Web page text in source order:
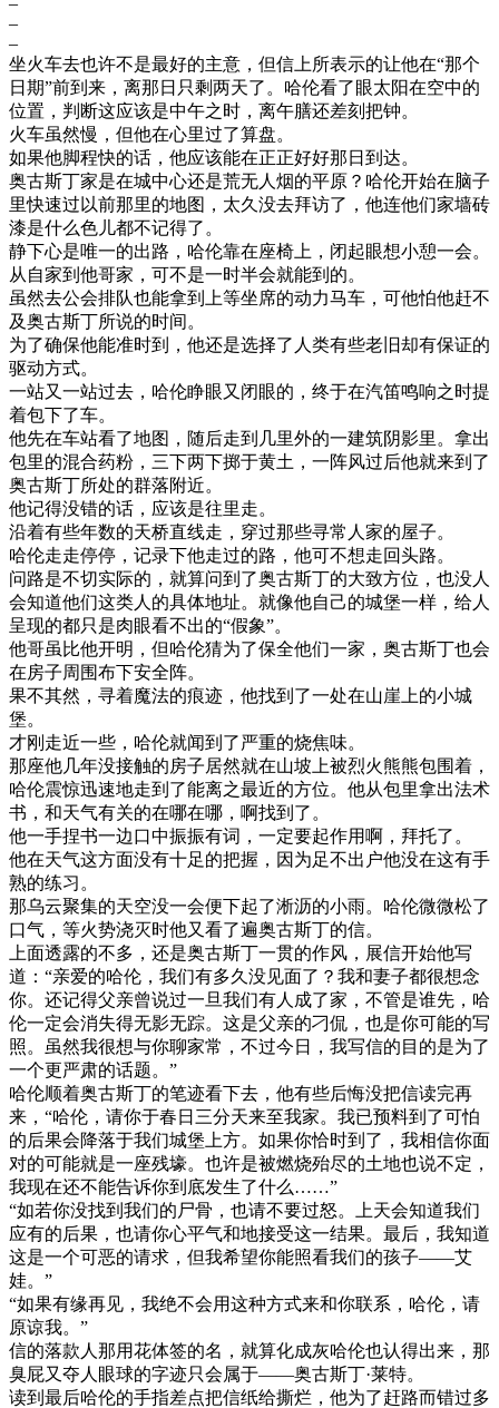
–
–
坐火车去也许不是最好的主意，但信上所表示的让他在“那个
日期”前到来，离那日只剩两天了。哈伦看了眼太阳在空中的
位置，判断这应该是中午之时，离午膳还差刻把钟。
火车虽然慢，但他在心里过了算盘。
如果他脚程快的话，他应该能在正正好好那日到达。
奥古斯丁家是在城中心还是荒无人烟的平原？哈伦开始在脑子
里快速过以前那里的地图，太久没去拜访了，他连他们家墙砖
漆是什么色儿都不记得了。
静下心是唯一的出路，哈伦靠在座椅上，闭起眼想小憩一会。
从自家到他哥家，可不是一时半会就能到的。
虽然去公会排队也能拿到上等坐席的动力马车，可他怕他赶不
及奥古斯丁所说的时间。
为了确保他能准时到，他还是选择了人类有些老旧却有保证的
驱动方式。
一站又一站过去，哈伦睁眼又闭眼的，终于在汽笛鸣响之时提
着包下了车。
他先在车站看了地图，随后走到几里外的一建筑阴影里。拿出
包里的混合药粉，三下两下掷于黄土，一阵风过后他就来到了
奥古斯丁所处的群落附近。
他记得没错的话，应该是往里走。
沿着有些年数的天桥直线走，穿过那些寻常人家的屋子。
哈伦走走停停，记录下他走过的路，他可不想走回头路。
问路是不切实际的，就算问到了奥古斯丁的大致方位，也没人
会知道他们这类人的具体地址。就像他自己的城堡一样，给人
呈现的都只是肉眼看不出的“假象”。
他哥虽比他开明，但哈伦猜为了保全他们一家，奥古斯丁也会
在房子周围布下安全阵。
果不其然，寻着魔法的痕迹，他找到了一处在山崖上的小城
堡。
才刚走近一些，哈伦就闻到了严重的烧焦味。
那座他几年没接触的房子居然就在山坡上被烈火熊熊包围着，
哈伦震惊迅速地走到了能离之最近的方位。他从包里拿出法术
书，和天气有关的在哪在哪，啊找到了。
他一手捏书一边口中振振有词，一定要起作用啊，拜托了。
他在天气这方面没有十足的把握，因为足不出户他没在这有手
熟的练习。
那乌云聚集的天空没一会便下起了淅沥的小雨。哈伦微微松了
口气，等火势浇灭时他又看了遍奥古斯丁的信。
上面透露的不多，还是奥古斯丁一贯的作风，展信开始他写
道：“亲爱的哈伦，我们有多久没见面了？我和妻子都很想念
你。还记得父亲曾说过一旦我们有人成了家，不管是谁先，哈
伦一定会消失得无影无踪。这是父亲的刁侃，也是你可能的写
照。虽然我很想与你聊家常，不过今日，我写信的目的是为了
一个更严肃的话题。”
哈伦顺着奥古斯丁的笔迹看下去，他有些后悔没把信读完再
来，“哈伦，请你于春日三分天来至我家。我已预料到了可怕
的后果会降落于我们城堡上方。如果你恰时到了，我相信你面
对的可能就是一座残壕。也许是被燃烧殆尽的土地也说不定，
我现在还不能告诉你到底发生了什么……”
“如若你没找到我们的尸骨，也请不要过怒。上天会知道我们
应有的后果，也请你心平气和地接受这一结果。最后，我知道
这是一个可恶的请求，但我希望你能照看我们的孩子——艾
娃。”
“如果有缘再见，我绝不会用这种方式来和你联系，哈伦，请
原谅我。”
信的落款人那用花体签的名，就算化成灰哈伦也认得出来，那
臭屁又夺人眼球的字迹只会属于——奥古斯丁·莱特。
读到最后哈伦的手指差点把信纸给撕烂，他为了赶路而错过多